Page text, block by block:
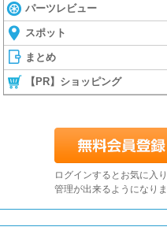
パーツレビュー
スポット
まとめ
【PR】ショッピング
ログインするとお気に入
管理が出来るようになり